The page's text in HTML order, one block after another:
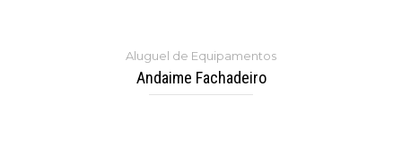
Aluguel de Equipamentos
Andaime Fachadeiro